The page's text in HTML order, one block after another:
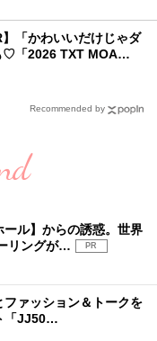
】「かわいいだけじゃダ
♡「2026 TXT MOA
を詳細レポ【後編】
Recommended by
ール】からの誘惑。世界
リングが…
PR
ァッション＆トークを
「JJ50…